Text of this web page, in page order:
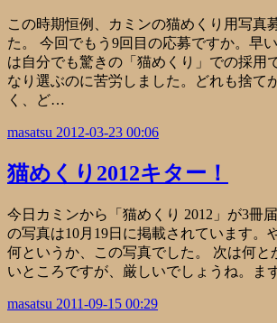
この時期恒例、カミンの猫めくり用写真
た。 今回でもう9回目の応募ですか。早
は自分でも驚きの「猫めくり」での採用
なり選ぶのに苦労しました。どれも捨て
く、ど…
masatsu 2012-03-23 00:06
猫めくり2012キター！
今日カミンから「猫めくり 2012」が3冊
の写真は10月19日に掲載されています。
何というか、この写真でした。 次は何と
いところですが、厳しいでしょうね。ま
masatsu 2011-09-15 00:29